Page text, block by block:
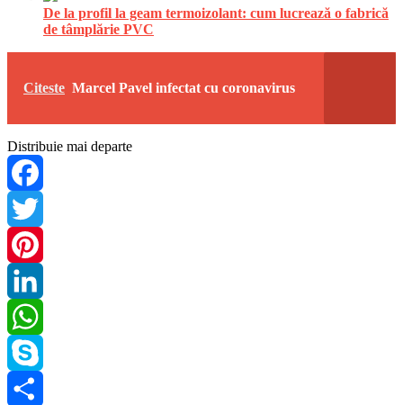
De la profil la geam termoizolant: cum lucrează o fabrică
de tâmplărie PVC
Citeste Marcel Pavel infectat cu coronavirus
Distribuie mai departe
Facebook
Twitter
Pinterest
LinkedIn
WhatsApp
Skype